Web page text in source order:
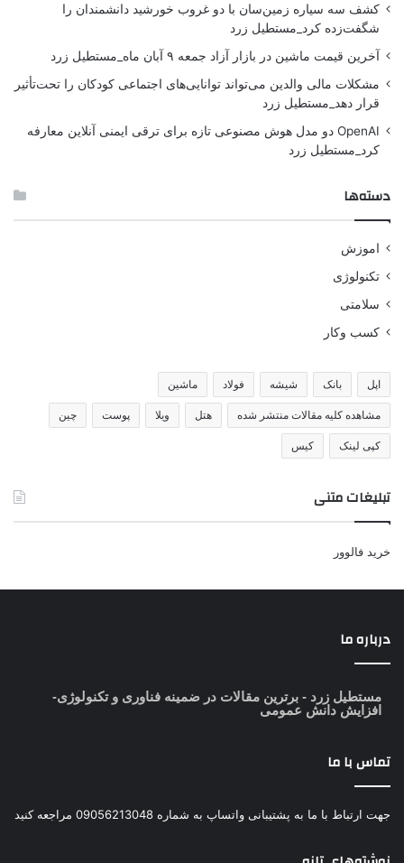
کشف سه سیاره زمین‌سان با دو غروب خورشید دانشمندان را
شگفت‌زده کرد_مستطیل زرد
آخرین قیمت ماشین در بازار آزاد جمعه ۹ آبان ماه_مستطیل زرد
مشکلات مالی والدین می‌تواند توانایی‌های اجتماعی کودکان را تحت‌تأثیر
قرار دهد_مستطیل زرد
OpenAI دو مدل هوش مصنوعی تازه برای ترقی ایمنی آنلاین معارفه
کرد_مستطیل زرد
دسته‌ها
اموزش
تکنولوژی
سلامتی
کسب وکار
اپل بانک شیشه فولاد ماشین
مشاهده کلیه مقالات منتشر شده هتل ویلا پوست چین
کپی لینک کیس
تبلیغات متنی
خرید فالوور
درباره ما
مستطیل زرد - برترین مقالات در ضمینه فناوری و تکنولوژی-
افزایش دانش عمومی
تماس با ما
جهت ارتباط با ما به پشتیبانی واتساپ به شماره 09056213048 مراجعه کنید